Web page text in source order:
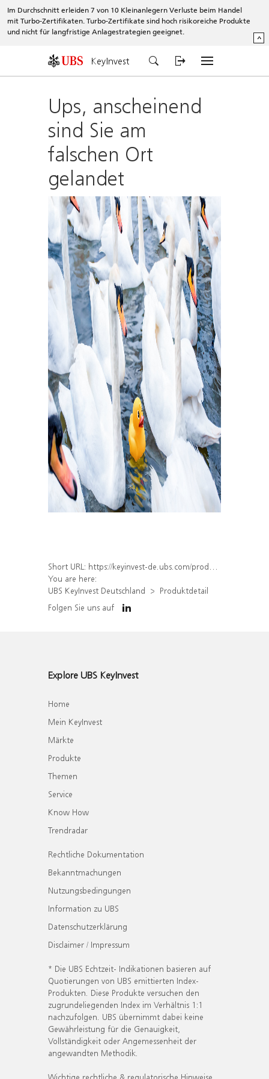
Im Durchschnitt erleiden 7 von 10 Kleinanlegern Verluste beim Handel
mit Turbo-Zertifikaten. Turbo-Zertifikate sind hoch risikoreiche Produkte
und nicht für langfristige Anlagestrategien geeignet.
^
KeyInvest
Ups, anscheinend
sind Sie am
falschen Ort
gelandet
Short URL: https://keyinvest-de.ubs.com/produkt/detail/index/isin/DE000WA5Q792
You are here:
UBS KeyInvest Deutschland
Produktdetail
Folgen Sie uns auf
Explore UBS KeyInvest
Home
Mein KeyInvest
Märkte
Produkte
Themen
Service
Know How
Trendradar
Rechtliche Dokumentation
Bekanntmachungen
Nutzungsbedingungen
Information zu UBS
Datenschutzerklärung
Disclaimer / Impressum
* Die UBS Echtzeit- Indikationen basieren auf
Quotierungen von UBS emittierten Index-
Produkten. Diese Produkte versuchen den
zugrundeliegenden Index im Verhältnis 1:1
nachzufolgen. UBS übernimmt dabei keine
Gewährleistung für die Genauigkeit,
Vollständigkeit oder Angemessenheit der
angewandten Methodik.